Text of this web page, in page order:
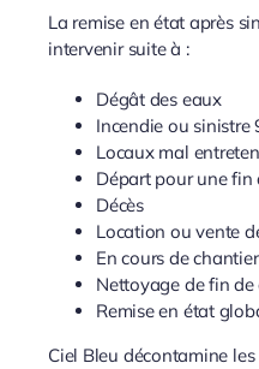
La remise en état après
intervenir suite à :
Dégât des eaux
Incendie ou sinistre
Locaux mal
Départ pour une fin
Décès
Location ou vente
En cours de
Nettoyage de fin
Remise en état
Ciel Bleu décontamine